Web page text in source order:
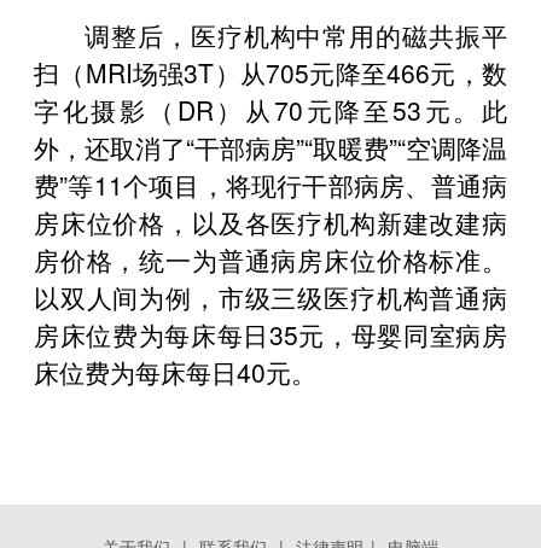
调整后，医疗机构中常用的磁共振平
扫（MRI场强3T）从705元降至466元，数
字化摄影（DR）从70元降至53元。此
外，还取消了“干部病房”“取暖费”“空调降温
费”等11个项目，将现行干部病房、普通病
房床位价格，以及各医疗机构新建改建病
房价格，统一为普通病房床位价格标准。
以双人间为例，市级三级医疗机构普通病
房床位费为每床每日35元，母婴同室病房
床位费为每床每日40元。